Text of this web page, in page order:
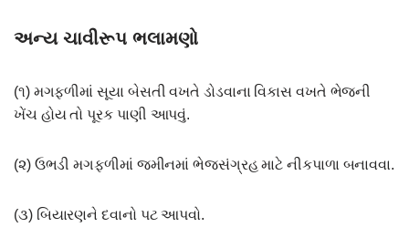
અન્ય ચાવીરૂપ ભલામણો
(૧) મગફળીમાં સૂયા બેસતી વખતે ડોડવાના વિકાસ વખતે ભેજની
ખેંચ હોય તો પૂરક પાણી આપવું.
(૨) ઉભડી મગફળીમાં જમીનમાં ભેજસંગ્રહ માટે નીકપાળા બનાવવા.
(૩) બિયારણને દવાનો પટ આપવો.